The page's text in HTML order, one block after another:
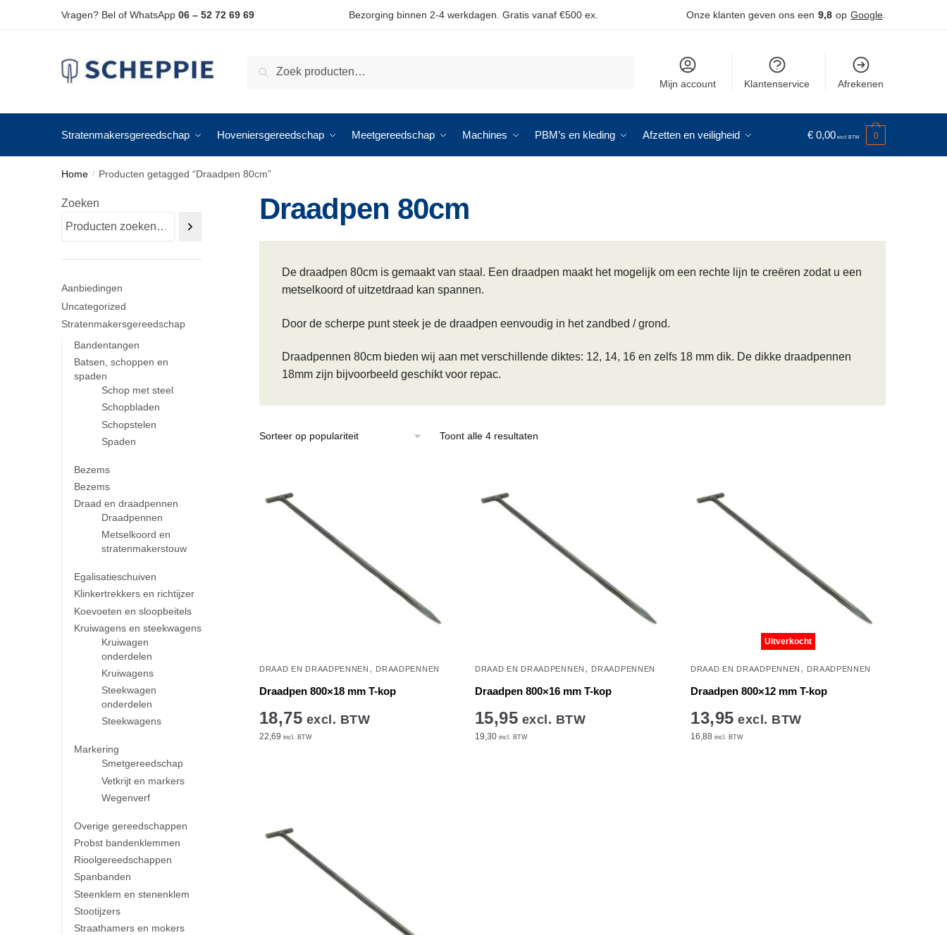
Vragen? Bel of WhatsApp 06 – 52 72 69 69 Bezorging binnen 2-4 werkdagen. Gratis vanaf €500 ex. Onze klanten geven ons een 9,8 op Google
Zoeken
Mijn account Klantenservice Afrekenen
Stratenmakersgereedschap Hoveniersgereedschap Meetgereedschap Machines PBM’s en kleding Afzetten en veiligheid € 0,00 0
Home / Producten getagged “Draadpen 80cm”
Draadpen 80cm
De draadpen 80cm is gemaakt van staal. Een draadpen maakt het mogelijk om een rechte lijn te creëren zodat u een
metselkoord of uitzetdraad kan spannen.
Door de scherpe punt steek je de draadpen eenvoudig in het zandbed / grond.
Draadpennen 80cm bieden wij aan met verschillende diktes: 12, 14, 16 en zelfs 18 mm dik. De dikke draadpennen
18mm zijn bijvoorbeeld geschikt voor repac.
Toont alle 4 resultatenGesorteerd
DRAAD EN DRAADPENNEN , DRAADPENNEN
Draadpen 800×18 mm T-kop
18,75 excl. BTW
22,69 incl. BTW
DRAAD EN DRAADPENNEN , DRAADPENNEN
Draadpen 800×16 mm T-kop
15,95 excl. BTW
19,30incl. BTW
Uitverkocht
DRAAD EN DRAADPENNEN , DRAADPENNEN
Draadpen 800×12 mm T-kop
13,95 excl. BTW
16,88 incl. BTW
Zoeken
Aanbiedingen
Uncategorized
Stratenmakersgereedschap
Bandentangen
Batsen, schoppen en
spaden
Schop met steel
Schopbladen
Schopstelen
Spaden
Bezems
Bezems
Draad en draadpennen
Draadpennen
Metselkoord en
stratenmakerstouw
Egalisatieschuiven
Klinkertrekkers en richtijzer
Koevoeten en sloopbeitels
Kruiwagens en steekwagens
Kruiwagen
onderdelen
Kruiwagens
Steekwagen
onderdelen
Steekwagens
Markering
Smetgereedschap
Vetkrijt en markers
Wegenverf
Overige gereedschappen
Probst bandenklemmen
Rioolgereedschappen
Spanbanden
Steenklem en stenenklem
Stootijzers
Straathamers en mokers